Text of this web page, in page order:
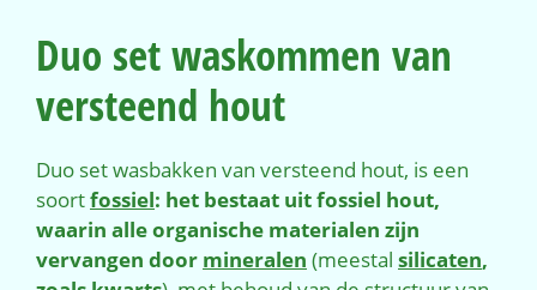
Duo set waskommen van
versteend hout
Duo set wasbakken van versteend hout, is een
soortfossiel: het bestaat uit fossiel hout,
waarin alle organische materialen zijn
vervangen door mineralen (meestal silicaten,